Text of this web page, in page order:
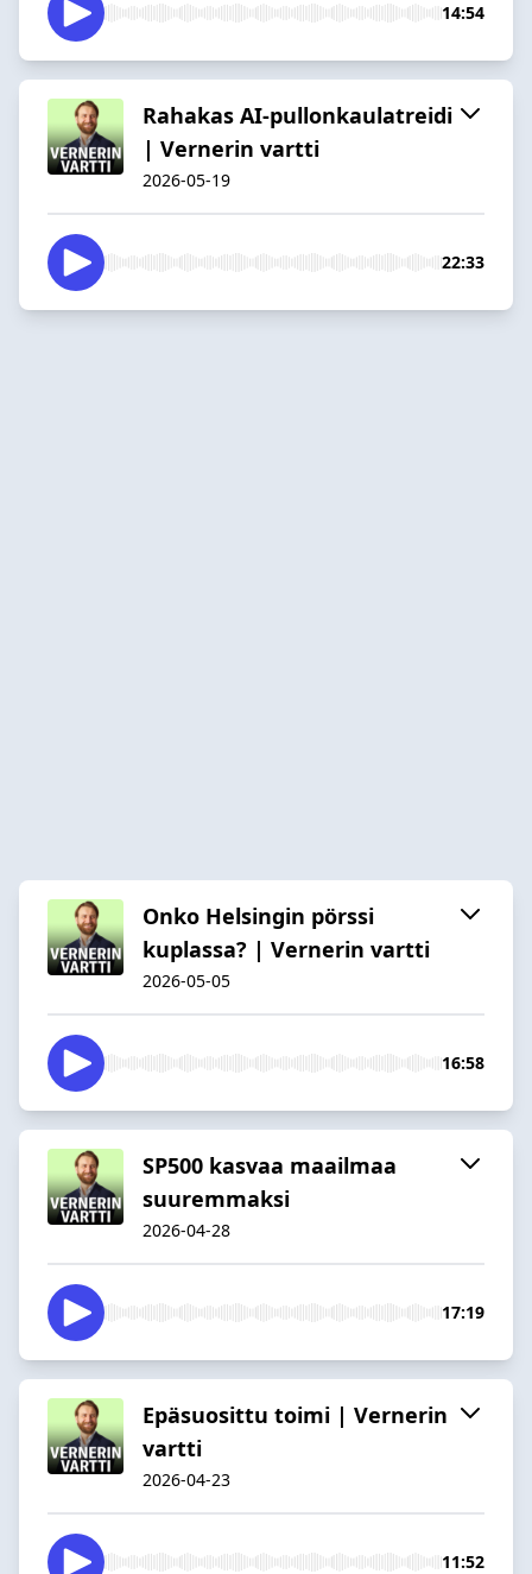
14:54
Rahakas AI-pullonkaulatreidi
| Vernerin vartti
2026-05-19
22:33
Onko Helsingin pörssi
kuplassa? | Vernerin vartti
2026-05-05
16:58
SP500 kasvaa maailmaa
suuremmaksi
2026-04-28
17:19
Epäsuosittu toimi | Vernerin
vartti
2026-04-23
11:52